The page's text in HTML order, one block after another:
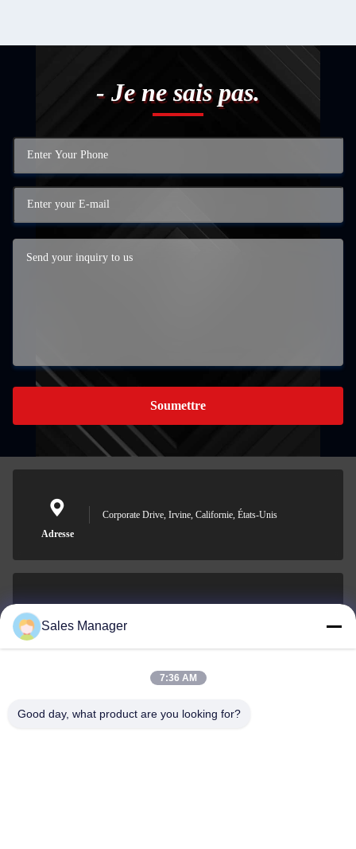
- Je ne sais pas.
Soumettre
Adresse
Corporate Drive, Irvine, Californie, États-Unis
001-512-7443871
Sales Manager
7:36 AM
Good day, what product are you looking for?